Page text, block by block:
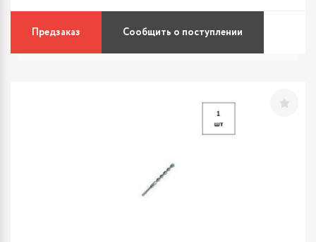
Предзаказ Сообщить о поступлении